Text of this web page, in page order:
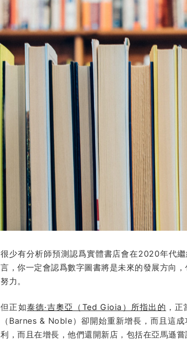
很少有分析師預測認爲實體書店會在2020年代
言，你一定會認爲數字圖書將是未來的發展方向
努力。
但正如泰德·吉奧亞（Ted Gioia）所指出的 ，
（Barnes & Noble）卻開始重新增長，而且這
利，而且在增長，他們還開新店，包括在亞馬遜嘗